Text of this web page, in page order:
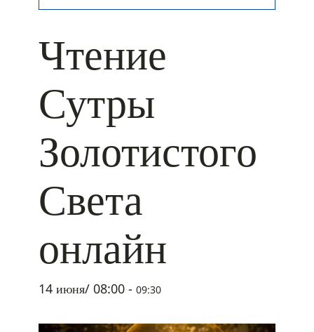
Чтение
Сутры
Золотистого
Света
онлайн
14 июня/ 08:00 - 09:30